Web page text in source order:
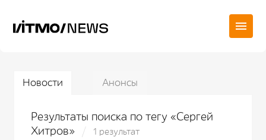
Новости Анонсы
Результаты поиска по тегу «Сергей
Хитров»
1 результат